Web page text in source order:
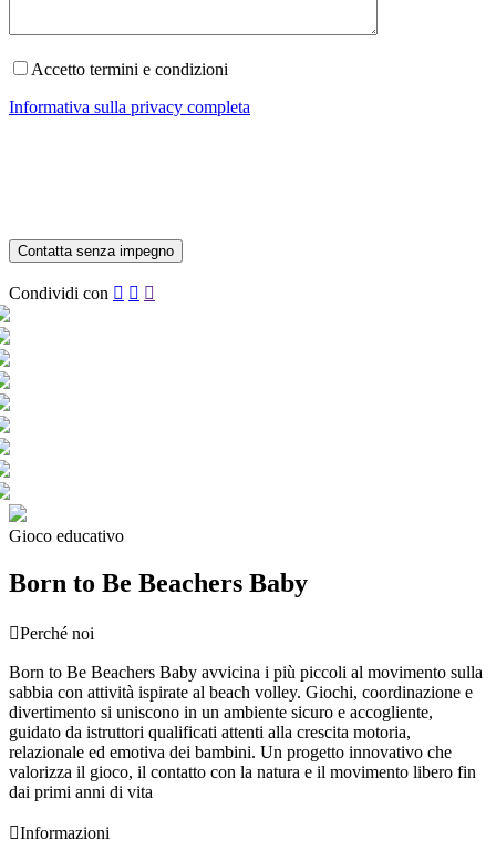
Accetto termini e condizioni
Informativa sulla privacy completa
Condividi con   
Gioco educativo
Born to Be Beachers Baby
Perché noi
Born to Be Beachers Baby avvicina i più piccoli al movimento sulla
sabbia con attività ispirate al beach volley. Giochi, coordinazione e
divertimento si uniscono in un ambiente sicuro e accogliente,
guidato da istruttori qualificati attenti alla crescita motoria,
relazionale ed emotiva dei bambini. Un progetto innovativo che
valorizza il gioco, il contatto con la natura e il movimento libero fin
dai primi anni di vita
Informazioni